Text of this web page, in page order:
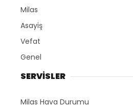
Milas
Asayiş
Vefat
Genel
SERVİSLER
Milas Hava Durumu